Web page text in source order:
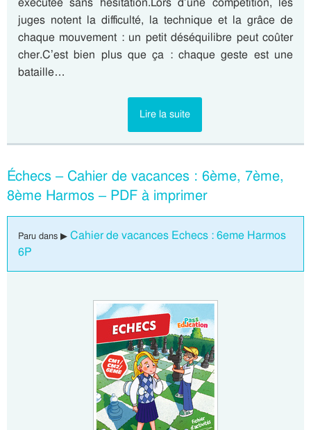
juges notent la difficulté, la technique et la grâce de
chaque mouvement : un petit déséquilibre peut coûter
cher.C’est bien plus que ça : chaque geste est une
bataille…
Lire la suite
Échecs – Cahier de vacances : 6ème, 7ème,
8ème Harmos – PDF à imprimer
Paru dans ▶ Cahier de vacances Echecs : 6eme Harmos
6P